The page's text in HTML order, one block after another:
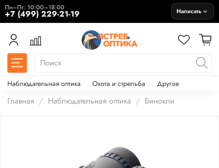
Пн–Пт: 10:00–18:00
+7 (499) 229-21-19 Написать
Наблюдательная оптика Охота и стрельба Другое
Главная Наблюдательная оптика Бинокли